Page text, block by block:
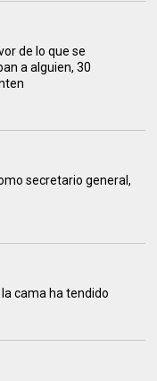
de lo que se
a alguien, 30
secretario general,
cama ha tendido